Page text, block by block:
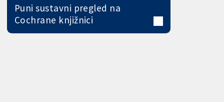
Puni sustavni pregled na
Cochrane knjižnici